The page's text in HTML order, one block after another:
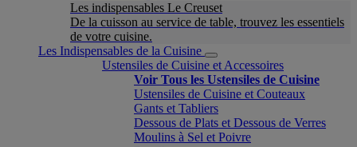
Les indispensables Le Creuset
De la cuisson au service de table, trouvez les essentiels
de votre cuisine.
Les Indispensables de la Cuisine
Ustensiles de Cuisine et Accessoires
Voir Tous les Ustensiles de Cuisine
Ustensiles de Cuisine et Couteaux
Gants et Tabliers
Dessous de Plats et Dessous de Verres
Moulins à Sel et Poivre